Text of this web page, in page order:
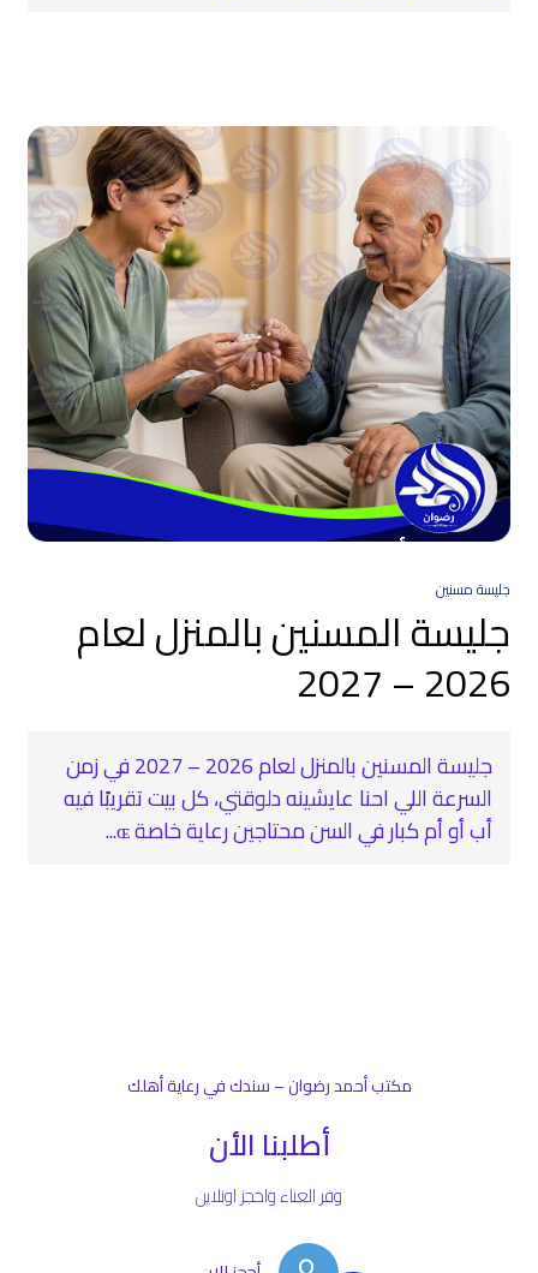
جليسة مسنين
جليسة المسنين بالمنزل لعام
2026 – 2027
جليسة المسنين بالمنزل لعام 2026 – 2027 في زمن
السرعة اللي احنا عايشينه دلوقتي، كل بيت تقريبًا فيه
أب أو أم كبار في السن محتاجين رعاية خاصة ɶ...
مكتب أحمد رضوان – سندك في رعاية أهلك
أطلبنا الأن
وفر العناء واحجز اونلاين